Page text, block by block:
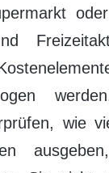
wie